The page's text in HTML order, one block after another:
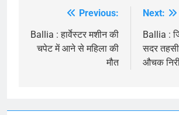
navigation
Previous:
Ballia : हार्वेस्टर मशीन की
चपेट में आने से महिला की
मौत
Next:
Ballia :
सदर
औचक